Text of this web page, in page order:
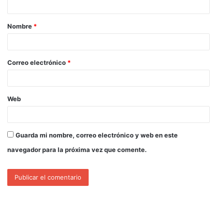
Nombre *
Correo electrónico *
Web
Guarda mi nombre, correo electrónico y web en este
navegador para la próxima vez que comente.